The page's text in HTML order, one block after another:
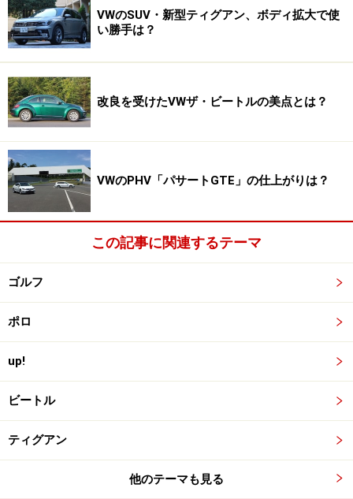
VWのSUV・新型ティグアン、ボディ拡大で使
い勝手は？
改良を受けたVWザ・ビートルの美点とは？
VWのPHV「パサートGTE」の仕上がりは？
この記事に関連するテーマ
ゴルフ
ポロ
up!
ビートル
ティグアン
他のテーマも見る